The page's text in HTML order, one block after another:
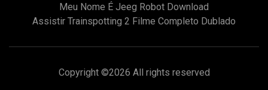
Meu Nome É Jeeg Robot Download
Assistir Trainspotting 2 Filme Completo Dublado
Copyright ©2026 All rights reserved